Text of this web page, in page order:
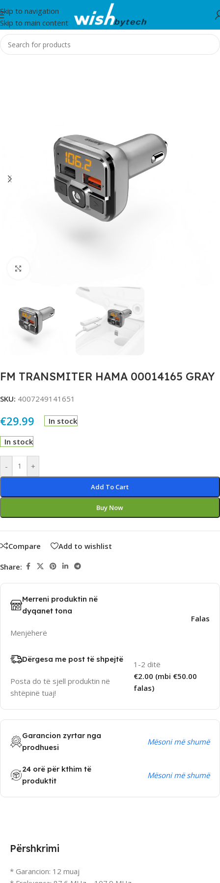
Skip to navigation
Skip to main content
Home/Hama
FM TRANSMITER HAMA 00014165 GRAY
SKU: 4007249141651
€29.99 In stock
In stock
- +
Add To Cart
Buy Now
Alternative:
Compare Add to wishlist
Share:
Merreni produktin në
dyqanet tona
Menjëherë
Falas
Dërgesa me post të shpejtë
Posta do të sjell produktin në
shtëpinë tuaj!
1-2 ditë
€2.00 (mbi €50.00
falas)
Garancion zyrtar nga
prodhuesi
Mësoni më shumë
24 orë për kthim të
produktit
Mësoni më shumë
Përshkrimi
* Garancion: 12 muaj